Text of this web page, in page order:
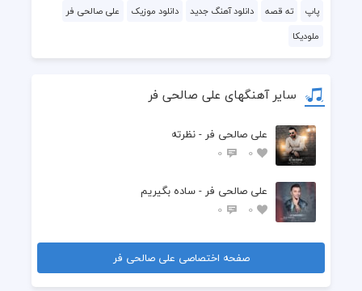
  اینکه اگه همه رفتن ... تو رو داره
  دنیا رو بی خیالش .‌.. تو که باشی
پاپ ته قصه دانلود آهنگ جدید دانلود موزیک
علی صالحی فر
ملودیکا
سایر آهنگهای علی صالحی فر
علی صالحی فر - نظرته
0
0
علی صالحی فر - ساده بگیریم
0
0
صفحه اختصاصی علی صالحی فر